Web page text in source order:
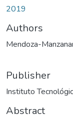
2019
Authors
Mendoza-
Publisher
Instituto
Abstract